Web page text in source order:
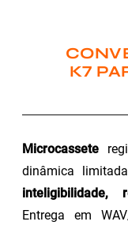
K7
Microcassete
dinâmica
inteligibilidade,
Entrega em